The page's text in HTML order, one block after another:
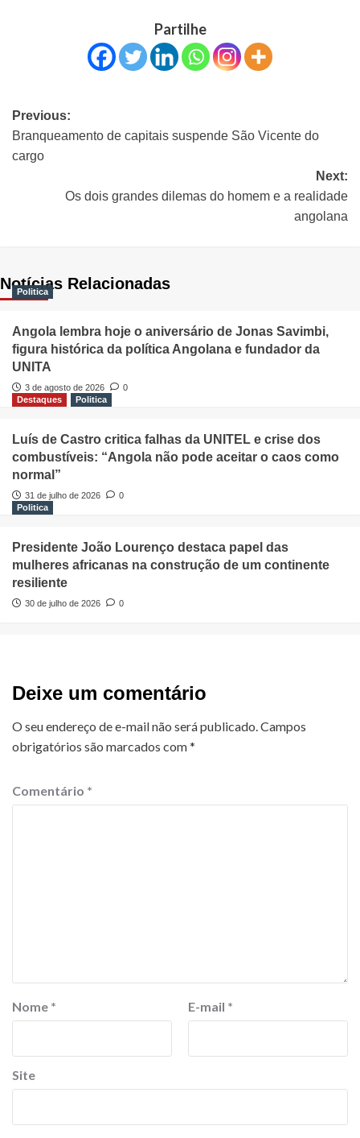
Partilhe
Previous:
Branqueamento de capitais suspende São Vicente do
cargo
Next:
Os dois grandes dilemas do homem e a realidade
angolana
Notícias Relacionadas
Politica
Angola lembra hoje o aniversário de Jonas Savimbi,
figura histórica da política Angolana e fundador da
UNITA
3 de agosto de 2026
0
Destaques
Politica
Luís de Castro critica falhas da UNITEL e crise dos
combustíveis: “Angola não pode aceitar o caos como
normal”
31 de julho de 2026
0
Politica
Presidente João Lourenço destaca papel das
mulheres africanas na construção de um continente
resiliente
30 de julho de 2026 0
Deixe um comentário
O seu endereço de e-mail não será publicado.Campos
obrigatórios são marcados com*
Comentário *
Nome * E-mail *
Site